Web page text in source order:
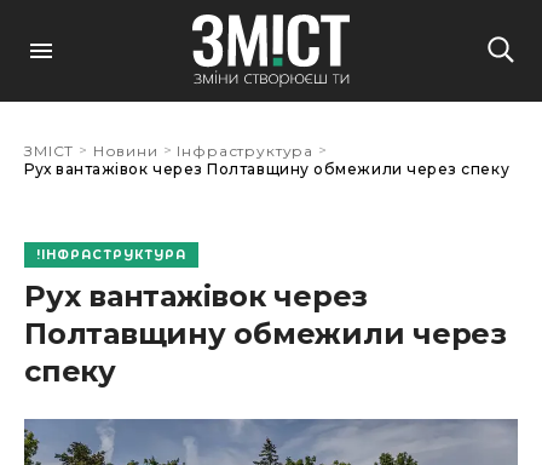
ЗМІСТ > Новини > Інфраструктура >
Рух вантажівок через Полтавщину обмежили через спеку
ІНФРАСТРУКТУРА
Рух вантажівок через
Полтавщину обмежили через
спеку